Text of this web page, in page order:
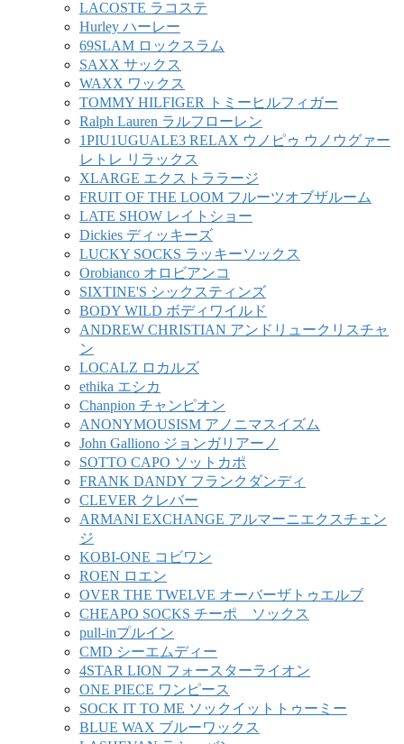
LACOSTE ラコステ
Hurley ハーレー
69SLAM ロックスラム
SAXX サックス
WAXX ワックス
TOMMY HILFIGER トミーヒルフィガー
Ralph Lauren ラルフローレン
1PIU1UGUALE3 RELAX ウノピゥ ウノウグァー
レトレ リラックス
XLARGE エクストララージ
FRUIT OF THE LOOM フルーツオブザルーム
LATE SHOW レイトショー
Dickies ディッキーズ
LUCKY SOCKS ラッキーソックス
Orobianco オロビアンコ
SIXTINE'S シックスティンズ
BODY WILD ボディワイルド
ANDREW CHRISTIAN アンドリュークリスチャ
ン
LOCALZ ロカルズ
ethika エシカ
Chanpion チャンピオン
ANONYMOUSISM アノニマスイズム
John Galliono ジョンガリアーノ
SOTTO CAPO ソットカポ
FRANK DANDY フランクダンディ
CLEVER クレバー
ARMANI EXCHANGE アルマーニエクスチェン
ジ
KOBI-ONE コビワン
ROEN ロエン
OVER THE TWELVE オーバーザトゥエルブ
CHEAPO SOCKS チーポ ソックス
pull-inプルイン
CMD シーエムディー
4STAR LION フォースターライオン
ONE PIECE ワンピース
SOCK IT TO ME ソックイットトゥーミー
BLUE WAX ブルーワックス